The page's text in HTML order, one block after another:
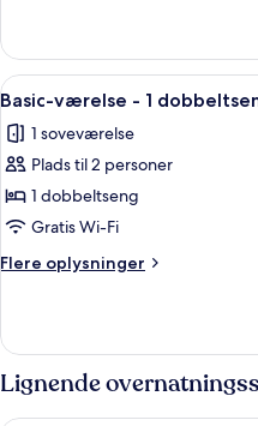
(8)
Indlæs
alle
billeder
af
Basic-
værelse
-
1
4
Basic-værelse - 1
1 soveværelse
Plads til 2 personer
1 dobbeltseng
Gratis Wi-Fi
Flere oplysninger
Flere
værelse
-
1
dobbeltseng
Lignende